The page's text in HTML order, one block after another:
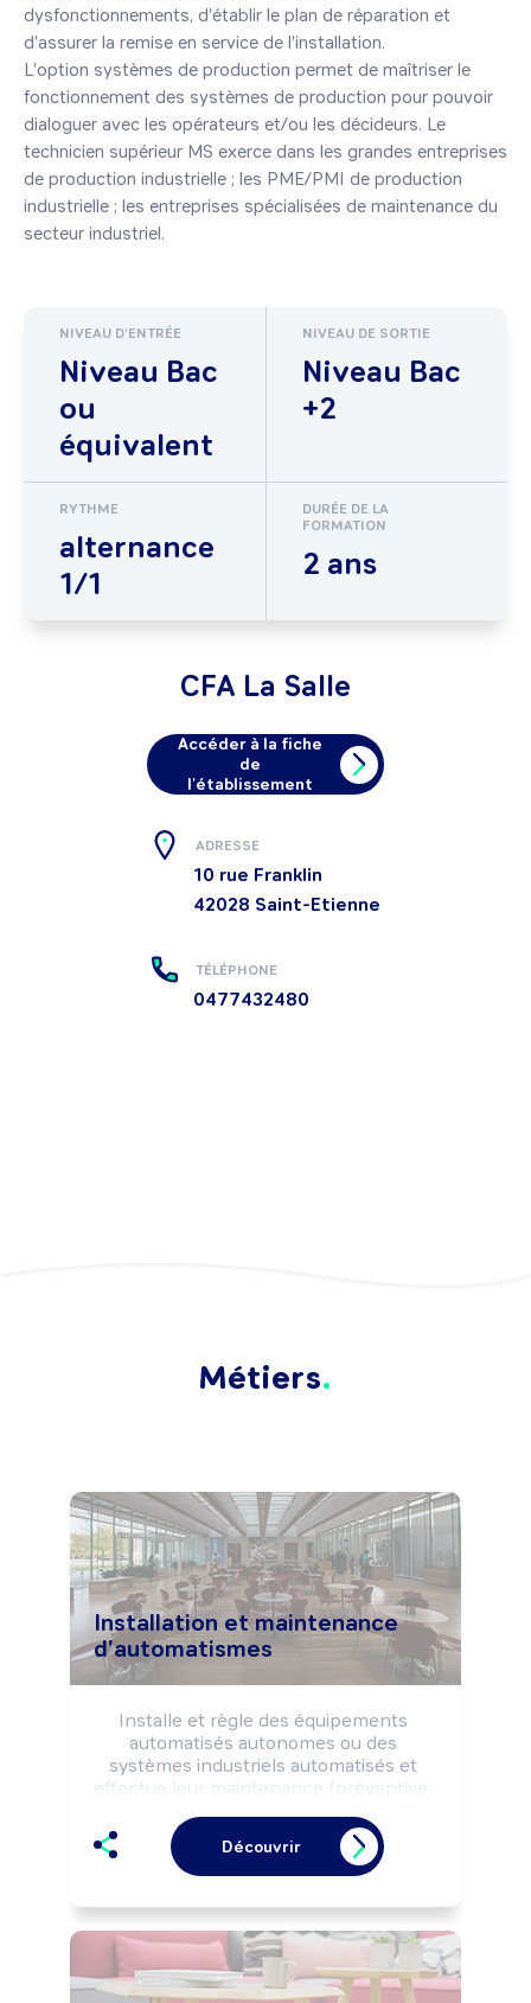
dysfonctionnements, d'établir le plan de réparation et
d'assurer la remise en service de l'installation.
L'option systèmes de production permet de maîtriser le
fonctionnement des systèmes de production pour pouvoir
dialoguer avec les opérateurs et/ou les décideurs. Le
technicien supérieur MS exerce dans les grandes entreprises
de production industrielle ; les PME/PMI de production
industrielle ; les entreprises spécialisées de maintenance du
secteur industriel.
NIVEAU D'ENTRÉE
Niveau Bac
ou
équivalent
NIVEAU DE SORTIE
Niveau Bac
+2
RYTHME
alternance
1/1
DURÉE DE LA
FORMATION
2 ans
CFA La Salle
Accéder à la fiche
de
l'établissement
ADRESSE
10 rue Franklin
42028 Saint-Etienne
TÉLÉPHONE
0477432480
Métiers
Installation et maintenance
d'automatismes
Installe et règle des équipements
automatisés autonomes ou des
systèmes industriels automatisés et
effectue leur maintenance (préventive,
Peut coordonner une équipe.
Découvrir